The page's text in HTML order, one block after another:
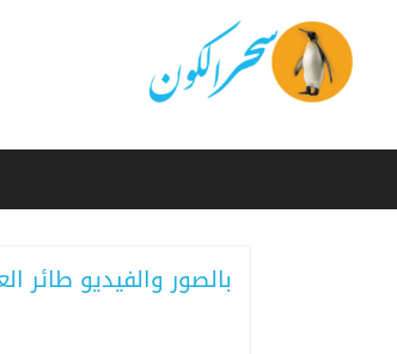
بالصور والفيديو طائر